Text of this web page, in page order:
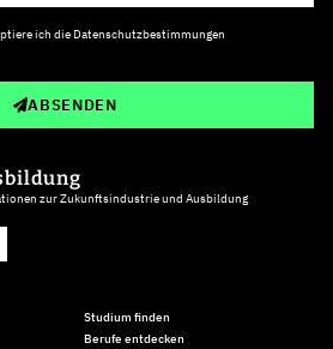
ich die Datenschutzbestimmungen
ABSENDEN
zur Zukunftsindustrie und Ausbildung
Studium finden
Berufe entdecken